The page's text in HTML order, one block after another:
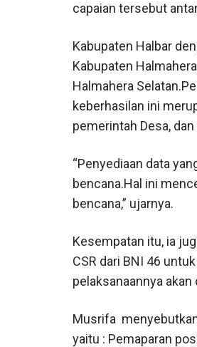
capaian tersebut
Kabupaten Halbar
Kabupaten
Halmahera
keberhasilan ini
pemerintah Desa,
“Penyediaan data
bencana.Hal ini
bencana,” ujarnya.
Kesempatan itu, ia
CSR dari BNI 46
pelaksanaannya
Musrifa
yaitu : Pemaparan